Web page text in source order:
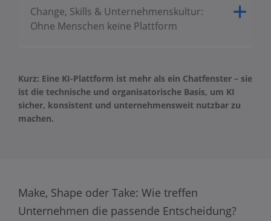
Change, Skills & Unternehmenskultur:
Ohne Menschen keine Plattform
Kurz: Eine KI-Plattform ist mehr als ein Chatfenster – sie
ist die technische und organisatorische Basis, um KI
sicher, konsistent und unternehmensweit nutzbar zu
machen.
Make, Shape oder Take: Wie treffen
Unternehmen die passende Entscheidung?